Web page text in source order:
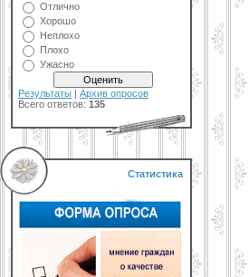
Отлично
Хорошо
Неплохо
Плохо
Ужасно
Результаты | Архив опросов
Всего ответов: 135
Статистика